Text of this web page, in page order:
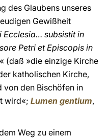
des Glaubens unseres
Gewißheit
Ecclesia… subsistit in
Petri et Episcopis in
« (daß »die einzige Kirche
katholischen Kirche,
von den Bischöfen in
wird«; Lumen gentium,
Weg zu einem